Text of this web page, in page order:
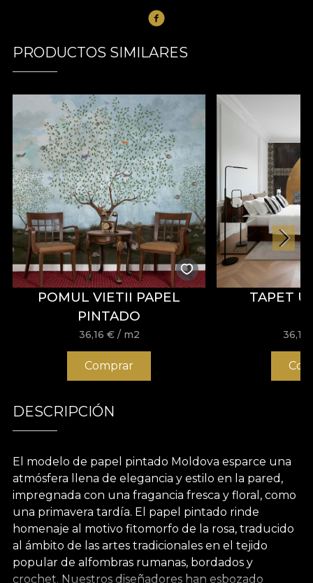
PRODUCTOS SIMILARES
POMUL VIETII PAPEL
PINTADO
36,16 € / m2
Comprar
TAPET
36,16
DESCRIPCIÓN
El modelo de papel pintado Moldova esparce una
atmósfera llena de elegancia y estilo en la pared,
impregnada con una fragancia fresca y floral, como
una primavera tardía. El papel pintado rinde
homenaje al motivo fitomorfo de la rosa, traducido
al ámbito de las artes tradicionales en el tejido
popular de alfombras rumanas, bordados y
crochet. Nuestros diseñadores han esbozado